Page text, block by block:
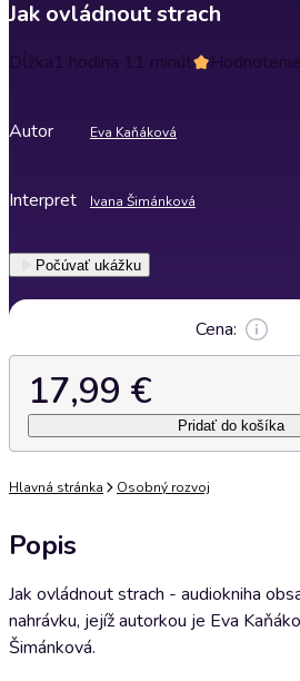
Jak ovládnout strach
Dĺžka1 hodina 11 minút Hodnotenie
Autor Eva Kaňáková
Interpret Ivana Šimánková
Počúvať ukážku
Cena:
17,99 €
Pridať do košíka
Hlavná stránka Osobný rozvoj
Popis
Jak ovládnout strach - audiokniha
nahrávku, jejíž autorkou je Eva
Šimánková.